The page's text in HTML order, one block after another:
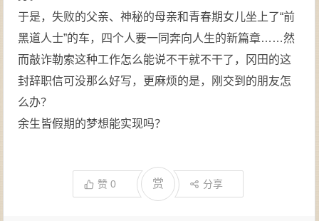
于是，失败的父亲、神秘的母亲和青春期女儿坐上了“前
黑道人士”的车，四个人要一同奔向人生的新篇章……然
而敲诈勒索这种工作怎么能说不干就不干了，冈田的这
封辞职信可没那么好写，更麻烦的是，刚交到的朋友怎
么办？
余生皆假期的梦想能实现吗？
赞0 赏 分享